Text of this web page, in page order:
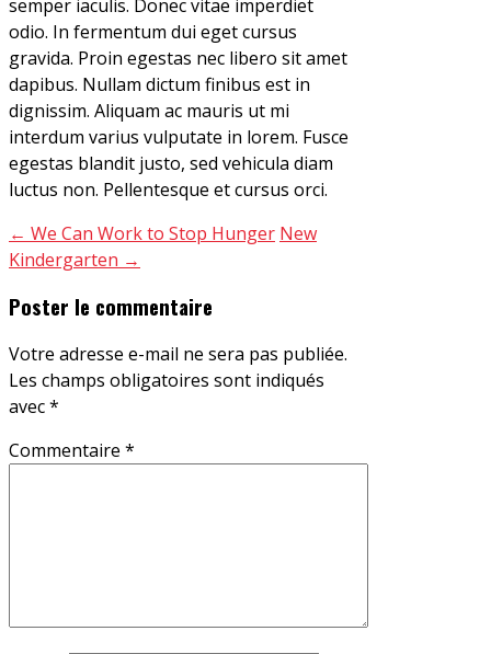
semper iaculis. Donec vitae imperdiet
odio. In fermentum dui eget cursus
gravida. Proin egestas nec libero sit amet
dapibus. Nullam dictum finibus est in
dignissim. Aliquam ac mauris ut mi
interdum varius vulputate in lorem. Fusce
egestas blandit justo, sed vehicula diam
luctus non. Pellentesque et cursus orci.
← We Can Work to Stop Hunger New
Kindergarten →
Poster le commentaire
Votre adresse e-mail ne sera pas publiée.
Les champs obligatoires sont indiqués
avec*
Commentaire *